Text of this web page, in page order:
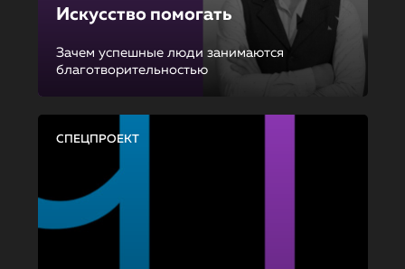
Искусство помогать
Зачем успешные люди занимаются
благотворительностью
СПЕЦПРОЕКТ